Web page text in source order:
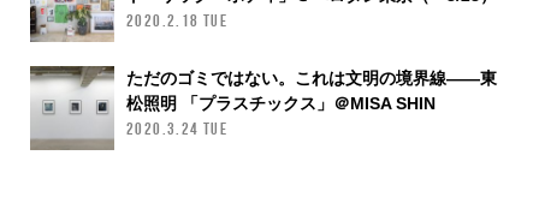
2020.2.18 TUE
ただのゴミではない。これは文明の境界線——東
松照明 「プラスチックス」＠MISA SHIN
GALLERY（〜4/18）
2020.3.24 TUE